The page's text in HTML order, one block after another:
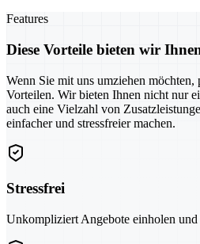
Features
Diese Vorteile bieten wir
Wenn Sie mit uns umziehen
Vorteilen. Wir bieten Ihnen nicht nur
auch eine Vielzahl von
einfacher und stressfreier machen.
Stressfrei
Unkompliziert Angebote einholen und